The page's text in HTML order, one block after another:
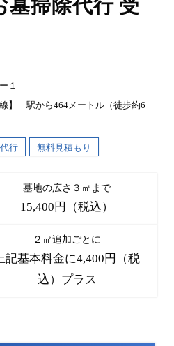
墓掃除代行 受
１
】 駅から464メートル（徒歩約6
行 無料見積もり
墓地の広さ３㎡まで
15,400円（税込）
２㎡追加ごとに
記基本料金に4,400円（税
込）プラス